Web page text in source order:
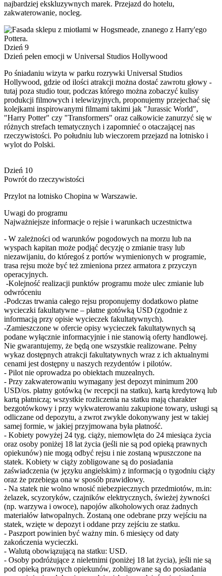
najbardziej ekskluzywnych marek. Przejazd do hotelu,
zakwaterowanie, nocleg.
Dzień 9
Dzień pełen emocji w Universal Studios Hollywood
Po śniadaniu wizyta w parku rozrywki Universal Studios
Hollywood, gdzie od ilości atrakcji można dostać zawrotu głowy -
tutaj poza studio tour, podczas którego można zobaczyć kulisy
produkcji filmowych i telewizyjnych, proponujemy przejechać się
kolejkami inspirowanymi filmami takimi jak "Jurassic World",
"Harry Potter" czy "Transformers" oraz całkowicie zanurzyć się w
różnych strefach tematycznych i zapomnieć o otaczającej nas
rzeczywistości. Po południu lub wieczorem przejazd na lotnisko i
wylot do Polski.
Dzień 10
Powrót do rzeczywistości
Przylot na lotnisko Chopina w Warszawie.
Uwagi do programu
Najważniejsze informacje o rejsie i warunkach uczestnictwa
- W zależności od warunków pogodowych na morzu lub na
wyspach kapitan może podjąć decyzję o zmianie trasy lub
niezawijaniu, do któregoś z portów wymienionych w programie,
trasa rejsu może być też zmieniona przez armatora z przyczyn
operacyjnych.
-Kolejność realizacji punktów programu może ulec zmianie lub
odwróceniu
-Podczas trwania całego rejsu proponujemy dodatkowo płatne
wycieczki fakultatywne – płatne gotówką USD (zgodnie z
informacją przy opisie wycieczek fakultatywnych).
-Zamieszczone w ofercie opisy wycieczek fakultatywnych są
podane wyłącznie informacyjnie i nie stanowią oferty handlowej.
Nie gwarantujemy, że będą one wszystkie realizowane. Pełny
wykaz dostępnych atrakcji fakultatywnych wraz z ich aktualnymi
cenami jest dostępny u naszych rezydentów i pilotów.
- Pilot nie oprowadza po obiektach muzealnych.
- Przy zakwaterowaniu wymagany jest depozyt minimum 200
USD/os. płatny gotówką (w recepcji na statku), kartą kredytową lub
kartą płatniczą; wszystkie rozliczenia na statku mają charakter
bezgotówkowy i przy wykwaterowaniu zakupione towary, usługi są
odliczane od depozytu, a zwrot zwykle dokonywany jest w takiej
samej formie, w jakiej przyjmowana była płatność.
- Kobiety powyżej 24 tyg. ciąży, niemowlęta do 24 miesiąca życia
oraz osoby poniżej 18 lat życia (jeśli nie są pod opieką prawnych
opiekunów) nie mogą odbyć rejsu i nie zostaną wpuszczone na
statek. Kobiety w ciąży zobligowane są do posiadania
zaświadczenia (w języku angielskim) z informacją o tygodniu ciąży
oraz że przebiega ona w sposób prawidłowy.
- Na statek nie wolno wnosić niebezpiecznych przedmiotów, m.in:
żelazek, scyzoryków, czajników elektrycznych, świeżej żywności
(np. warzywa i owoce), napojów alkoholowych oraz żadnych
materiałów łatwopalnych. Zostaną one odebrane przy wejściu na
statek, wzięte w depozyt i oddane przy zejściu ze statku.
- Paszport powinien być ważny min. 6 miesięcy od daty
zakończenia wycieczki.
- Walutą obowiązującą na statku: USD.
- Osoby podróżujące z nieletnimi (poniżej 18 lat życia), jeśli nie są
pod opieką prawnych opiekunów, zobligowane są do posiadania